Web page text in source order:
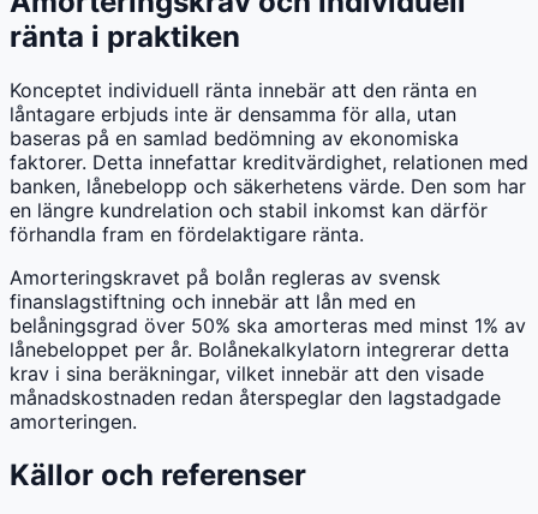
ränta i praktiken
Konceptet individuell ränta innebär att den ränta en
låntagare erbjuds inte är densamma för alla, utan
baseras på en samlad bedömning av ekonomiska
faktorer. Detta innefattar kreditvärdighet, relationen med
banken, lånebelopp och säkerhetens värde. Den som har
en längre kundrelation och stabil inkomst kan därför
förhandla fram en fördelaktigare ränta.
Amorteringskravet på bolån regleras av svensk
finanslagstiftning och innebär att lån med en
belåningsgrad över 50% ska amorteras med minst 1% av
lånebeloppet per år. Bolånekalkylatorn integrerar detta
krav i sina beräkningar, vilket innebär att den visade
månadskostnaden redan återspeglar den lagstadgade
amorteringen.
Källor och referenser